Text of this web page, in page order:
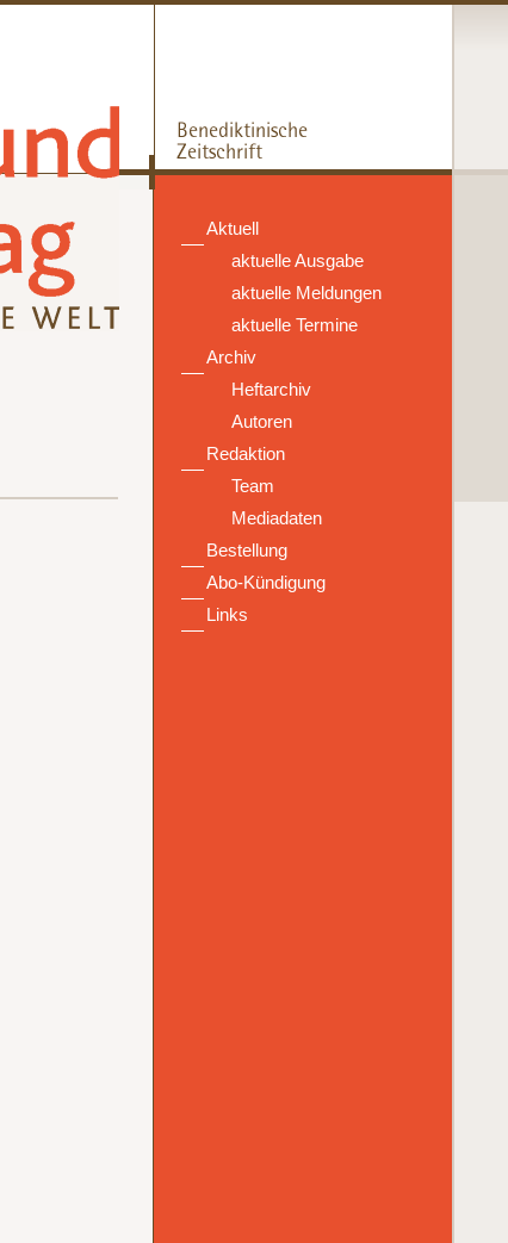
Aktuell
aktuelle Ausgabe
aktuelle Meldungen
aktuelle Termine
Archiv
Heftarchiv
Autoren
Redaktion
Team
Mediadaten
Bestellung
Abo-Kündigung
Links